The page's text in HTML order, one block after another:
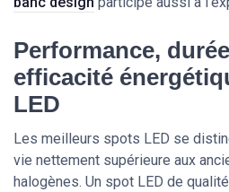
Performance,
efficacité
LED
Les meilleurs spots LED se
vie nettement supérieure aux
halogènes. Un spot LED de